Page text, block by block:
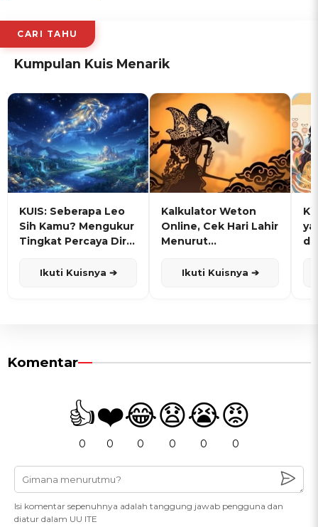
CARI TAHU
Kumpulan Kuis Menarik
KUIS: Seberapa Leo
Sih Kamu? Mengukur
Tingkat Percaya Diri
Ikuti Kuisnya ➔
Kalkulator Weton
Online, Cek Hari Lahir
Menurut
Ikuti Kuisnya ➔
Komentar
👍
0
❤️
0
😂
0
😧
0
😭
0
😡
0
Isi komentar sepenuhnya adalah tanggung jawab pengguna dan
diatur dalam UU ITE